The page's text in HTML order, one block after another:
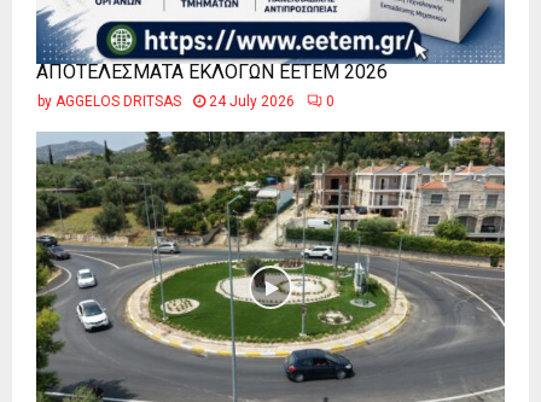
ΑΠΟΤΕΛΕΣΜΑΤΑ ΕΚΛΟΓΩΝ ΕΕΤΕΜ 2026
by AGGELOS DRITSAS 24 July 2026 0